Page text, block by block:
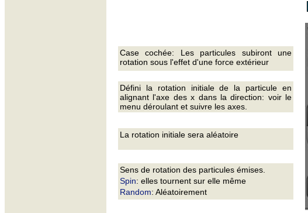
Case cochée: Les particules subiront une
rotation sous l'effet d'une force extérieur
La rotation initiale sera aléatoire
Défini la rotation initiale de la particule en
alignant l'axe des x dans la direction: voir le
menu déroulant et suivre les axes.
Sens de rotation des particules émises.
Spin: elles tournent sur elle même
Random: Aléatoirement